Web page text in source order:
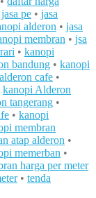
jasa pe • jasa
alderon • jasa
membran • jsa
• kanopi
bandung • kanopi
cafe •
kanopi Alderon
tangerang •
• kanopi
membran
atap alderon •
memerban •
harga per meter
• tenda